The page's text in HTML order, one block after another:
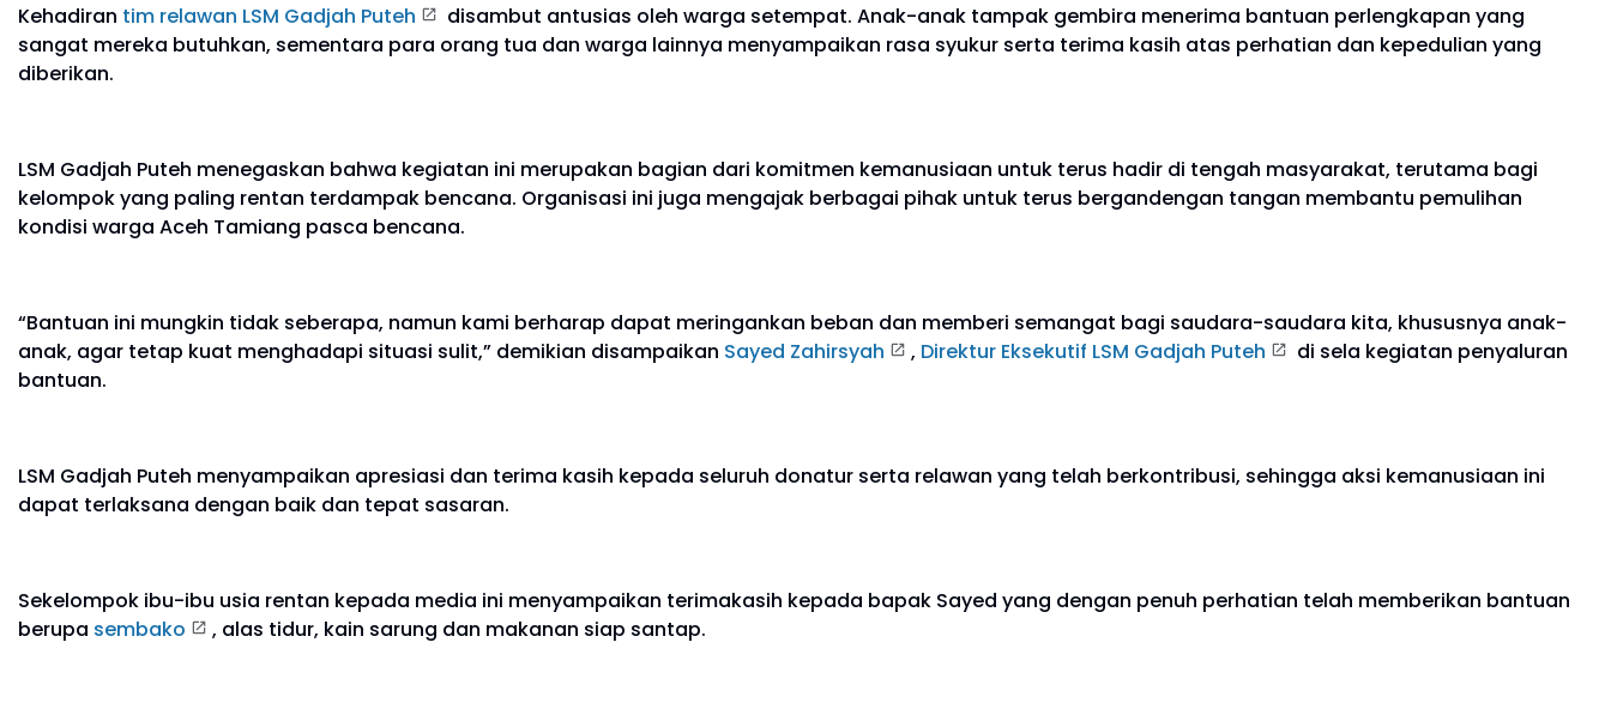
Kehadiran tim relawan LSM Gadjah Puteh
disambut antusias oleh warga setempat. Anak-anak tampak gembira menerima bantuan perlengkapan yang
sangat mereka butuhkan, sementara para orang tua dan warga lainnya menyampaikan rasa syukur serta terima kasih atas perhatian dan kepedulian yang
diberikan.
LSM Gadjah Puteh menegaskan bahwa kegiatan ini merupakan bagian dari komitmen kemanusiaan untuk terus hadir di tengah masyarakat, terutama bagi
kelompok yang paling rentan terdampak bencana. Organisasi ini juga mengajak berbagai pihak untuk terus bergandengan tangan membantu pemulihan
kondisi warga Aceh Tamiang pasca bencana.
“Bantuan ini mungkin tidak seberapa, namun kami berharap dapat meringankan beban dan memberi semangat bagi saudara-saudara kita, khususnya anak-
anak, agar tetap kuat menghadapi situasi sulit,” demikian disampaikan Sayed Zahirsyah , Direktur Eksekutif LSM Gadjah Puteh
di sela kegiatan penyaluran
bantuan.
LSM Gadjah Puteh menyampaikan apresiasi dan terima kasih kepada seluruh donatur serta relawan yang telah berkontribusi, sehingga aksi kemanusiaan ini
dapat terlaksana dengan baik dan tepat sasaran.
Sekelompok ibu-ibu usia rentan kepada media ini menyampaikan terimakasih kepada bapak Sayed yang dengan penuh perhatian telah memberikan bantuan
berupa sembako , alas tidur, kain sarung dan makanan siap santap.